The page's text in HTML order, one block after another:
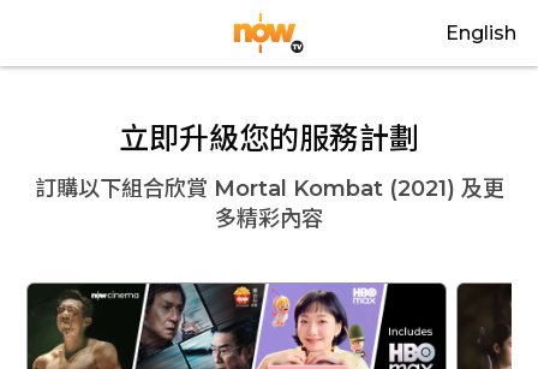
English
立即升級您的服務計劃
訂購以下組合欣賞 Mortal Kombat (2021) 及更
多精彩內容